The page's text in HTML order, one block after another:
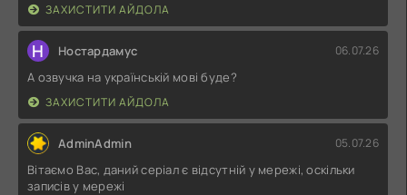
ЗАХИСТИТИ АЙДОЛА
Н Ностардамус 06.07.26
А озвучка на українській мові буде?
ЗАХИСТИТИ АЙДОЛА
AdminAdmin 05.07.26
Вітаємо Вас, даний серіал є відсутній у мережі, оскільки
записів у мережі